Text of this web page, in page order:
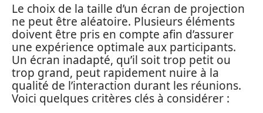
Le choix de la taille d’un écran de projection
ne peut être aléatoire. Plusieurs éléments
doivent être pris en compte afin d’assurer
une expérience optimale aux participants.
Un écran inadapté, qu’il soit trop petit ou
trop grand, peut rapidement nuire à la
qualité de l’interaction durant les réunions.
Voici quelques critères clés à considérer :